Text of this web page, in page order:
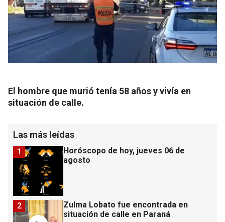
El hombre que murió tenía 58 años y vivía en
situación de calle.
Las más leídas
Horóscopo de hoy, jueves 06 de
agosto
1
Zulma Lobato fue encontrada en
situación de calle en Paraná
2